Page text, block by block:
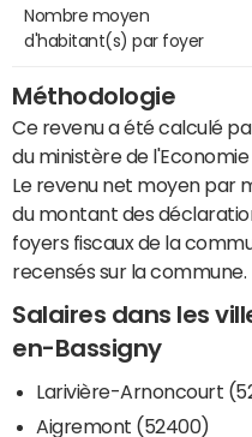
Nombre moyen
d'habitant(s) par foyer
Méthodologie
Ce revenu a été calculé
du ministère de
Le revenu net moyen par
du montant des
foyers fiscaux de la
recensés sur la commune.
Salaires dans les
en-Bassigny
Larivière-Arnoncourt
Aigremont (52400)